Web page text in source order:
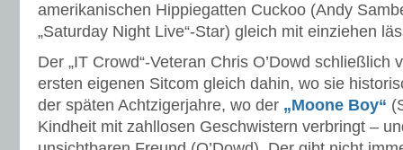
amerikanischen Hippiegatten Cuckoo (Andy
„Saturday Night Live“-Star) gleich mit einziehen
Der „IT Crowd“-Veteran Chris O’Dowd schließlich
ersten eigenen Sitcom gleich dahin, wo sie
der späten Achtzigerjahre, wo der „Moone Boy“
Kindheit mit zahllosen Geschwistern verbringt –